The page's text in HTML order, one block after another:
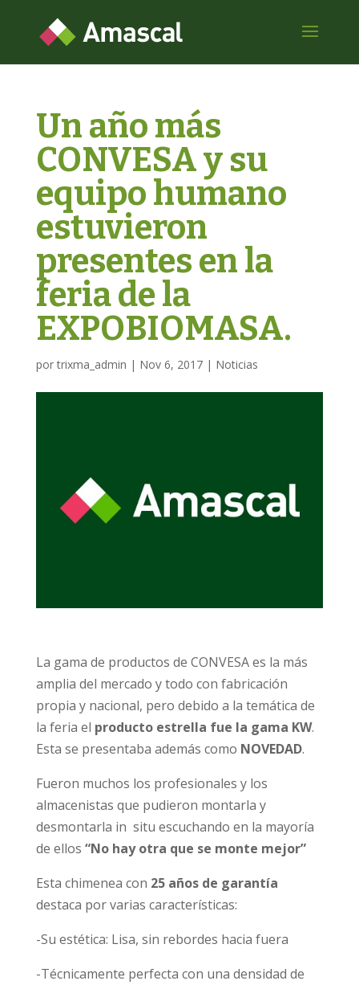
Un año más
CONVESA y su
equipo humano
estuvieron
presentes en la
feria de la
EXPOBIOMASA.
portrixma_admin | Nov 6, 2017| Noticias
La gama de productos de CONVESA es la más
amplia del mercado y todo con fabricación
propia y nacional, pero debido a la temática de
la feria el producto estrella fue la gama KW.
Esta se presentaba además como NOVEDAD.
Fueron muchos los profesionales y los
almacenistas que pudieron montarla y
desmontarla in situ escuchando en la mayoría
de ellos “No hay otra que se monte mejor”
Esta chimenea con 25 años de garantía
destaca por varias características:
-Su estética: Lisa, sin rebordes hacia fuera
-Técnicamente perfecta con una densidad de